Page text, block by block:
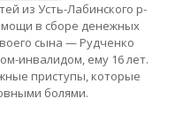
из Усть-Лабинского р-
в сборе денежных
сына — Рудченко
инвалидом, ему 16 лет.
приступы, которые
болями.